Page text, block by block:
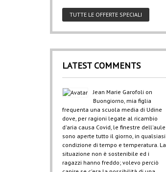
TUTTE LE OFFERTE SPECIALI
LATEST COMMENTS
Jean Marie Garofoli on
Buongiorno, mia figlia
frequenta una scuola media di Udine
dove, per ragioni legate al ricambio
d'aria causa Covid, le finestre dell'aule
sono aperte tutto il giorno, in qualsiasi
condizione di tempo e temperatura. La
situazione non è sostenibile ed i
ragazzi hanno freddo; volevo perciò